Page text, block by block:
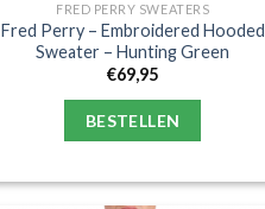
FRED PERRY SWEATERS
Fred Perry – Embroidered Hooded
Sweater – Hunting Green
€69,95
BESTELLEN